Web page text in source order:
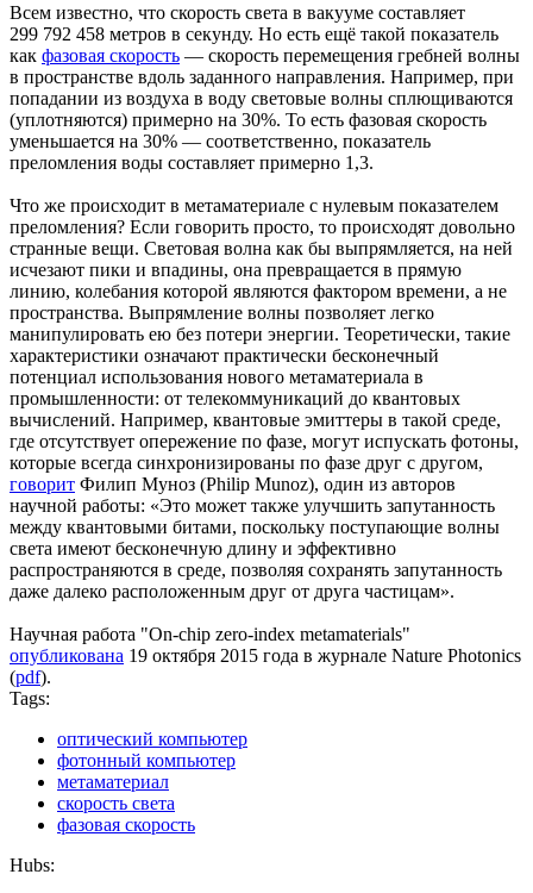
Всем известно, что скорость света в вакууме составляет
299 792 458 метров в секунду. Но есть ещё такой показатель
как фазовая скорость — скорость перемещения гребней волны
в пространстве вдоль заданного направления. Например, при
попадании из воздуха в воду световые волны сплющиваются
(уплотняются) примерно на 30%. То есть фазовая скорость
уменьшается на 30% — соответственно, показатель
преломления воды составляет примерно 1,3.
Что же происходит в метаматериале с нулевым показателем
преломления? Если говорить просто, то происходят довольно
странные вещи. Световая волна как бы выпрямляется, на ней
исчезают пики и впадины, она превращается в прямую
линию, колебания которой являются фактором времени, а не
пространства. Выпрямление волны позволяет легко
манипулировать ею без потери энергии. Теоретически, такие
характеристики означают практически бесконечный
потенциал использования нового метаматериала в
промышленности: от телекоммуникаций до квантовых
вычислений. Например, квантовые эмиттеры в такой среде,
где отсутствует опережение по фазе, могут испускать фотоны,
которые всегда синхронизированы по фазе друг с другом,
говорит Филип Муноз (Philip Munoz), один из авторов
научной работы: «Это может также улучшить запутанность
между квантовыми битами, поскольку поступающие волны
света имеют бесконечную длину и эффективно
распространяются в среде, позволяя сохранять запутанность
даже далеко расположенным друг от друга частицам».
Научная работа "On-chip zero-index metamaterials"
опубликована 19 октября 2015 года в журнале Nature Photonics
(pdf).
Tags:
оптический компьютер
фотонный компьютер
метаматериал
скорость света
фазовая скорость
Hubs: